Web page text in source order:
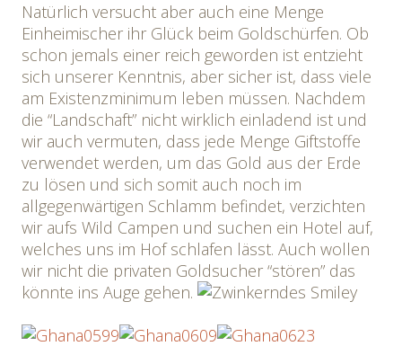
Natürlich versucht aber auch eine Menge
Einheimischer ihr Glück beim Goldschürfen. Ob
schon jemals einer reich geworden ist entzieht
sich unserer Kenntnis, aber sicher ist, dass viele
am Existenzminimum leben müssen. Nachdem
die “Landschaft” nicht wirklich einladend ist und
wir auch vermuten, dass jede Menge Giftstoffe
verwendet werden, um das Gold aus der Erde
zu lösen und sich somit auch noch im
allgegenwärtigen Schlamm befindet, verzichten
wir aufs Wild Campen und suchen ein Hotel auf,
welches uns im Hof schlafen lässt. Auch wollen
wir nicht die privaten Goldsucher “stören” das
könnte ins Auge gehen.